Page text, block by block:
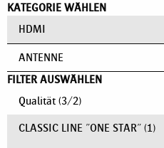
KATEGORIE WÄHLEN
HDMI
ANTENNE
FILTER AUSWÄHLEN
Qualität (3/2)
CLASSIC LINE "ONE STAR" (1)